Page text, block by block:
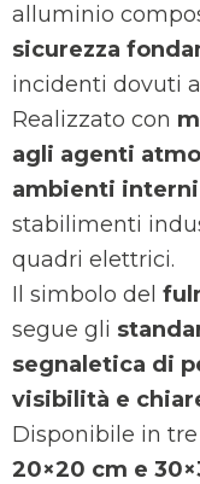
alluminio
sicurezza
incidenti dovuti
Realizzato con
agli agenti
ambienti
stabilimenti
quadri elettrici.
Il simbolo del
segue gli
segnaletica di
visibilità e
Disponibile in
20×20 cm e